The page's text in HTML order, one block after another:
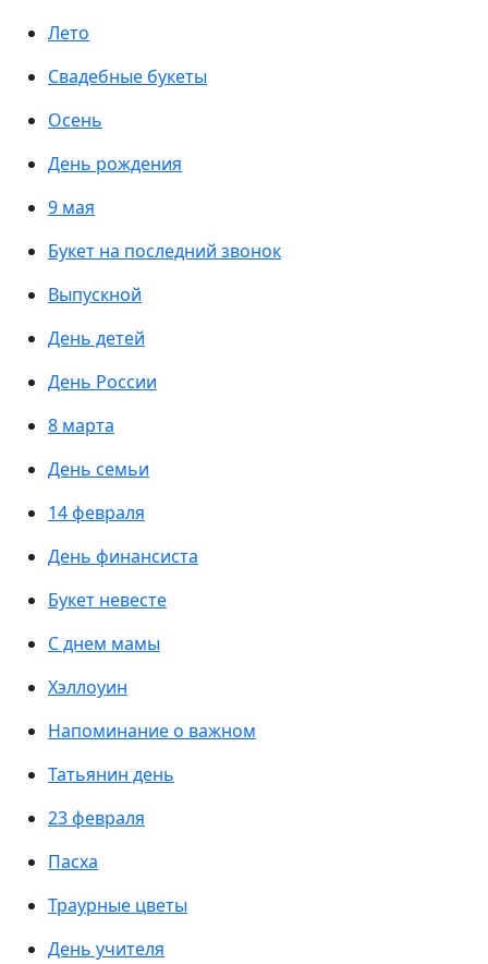
Лето
Свадебные букеты
Осень
День рождения
9 мая
Букет на последний звонок
Выпускной
День детей
День России
8 марта
День семьи
14 февраля
День финансиста
Букет невесте
С днем мамы
Хэллоуин
Напоминание о важном
Татьянин день
23 февраля
Пасха
Траурные цветы
День учителя